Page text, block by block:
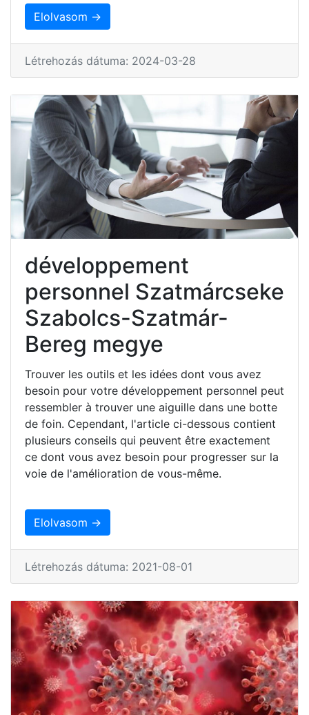
Elolvasom →
Létrehozás dátuma: 2024-03-28
développement
personnel Szatmárcseke
Szabolcs-Szatmár-
Bereg megye
Trouver les outils et les idées dont vous avez
besoin pour votre développement personnel peut
ressembler à trouver une aiguille dans une botte
de foin. Cependant, l'article ci-dessous contient
plusieurs conseils qui peuvent être exactement
ce dont vous avez besoin pour progresser sur la
voie de l'amélioration de vous-même.
Elolvasom →
Létrehozás dátuma: 2021-08-01